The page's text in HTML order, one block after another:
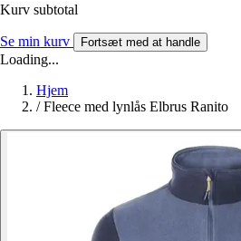
Kurv subtotal
Se min kurv Fortsæt med at handle
Loading...
Hjem
/ Fleece med lynlås Elbrus Ranito